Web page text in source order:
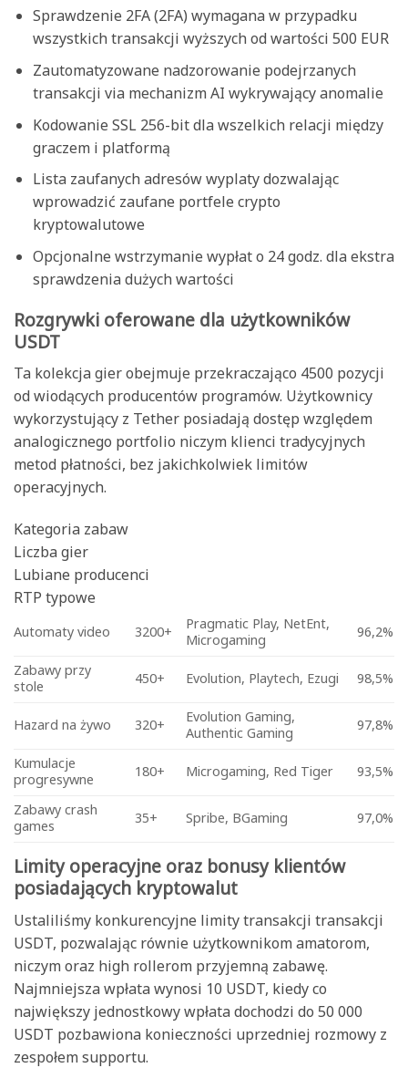
Sprawdzenie 2FA (2FA) wymagana w przypadku
wszystkich transakcji wyższych od wartości 500 EUR
Zautomatyzowane nadzorowanie podejrzanych
transakcji via mechanizm AI wykrywający anomalie
Kodowanie SSL 256-bit dla wszelkich relacji między
graczem i platformą
Lista zaufanych adresów wyplaty dozwalając
wprowadzić zaufane portfele crypto
kryptowalutowe
Opcjonalne wstrzymanie wypłat o 24 godz. dla ekstra
sprawdzenia dużych wartości
Rozgrywki oferowane dla użytkowników
USDT
Ta kolekcja gier obejmuje przekraczająco 4500 pozycji
od wiodących producentów programów. Użytkownicy
wykorzystujący z Tether posiadają dostęp względem
analogicznego portfolio niczym klienci tradycyjnych
metod płatności, bez jakichkolwiek limitów
operacyjnych.
Kategoria zabaw
Liczba gier
Lubiane producenci
RTP typowe
Automaty video 3200+
Pragmatic Play, NetEnt,
Microgaming
96,2%
Zabawy przy
stole
450+ Evolution, Playtech, Ezugi 98,5%
Hazard na żywo 320+
Evolution Gaming,
Authentic Gaming
97,8%
Kumulacje
progresywne
180+ Microgaming, Red Tiger
93,5%
Zabawy crash
games
35+ Spribe, BGaming 97,0%
Limity operacyjne oraz bonusy klientów
posiadających kryptowalut
Ustaliliśmy konkurencyjne limity transakcji transakcji
USDT, pozwalając równie użytkownikom amatorom,
niczym oraz high rollerom przyjemną zabawę.
Najmniejsza wpłata wynosi 10 USDT, kiedy co
największy jednostkowy wpłata dochodzi do 50 000
USDT pozbawiona konieczności uprzedniej rozmowy z
zespołem supportu.